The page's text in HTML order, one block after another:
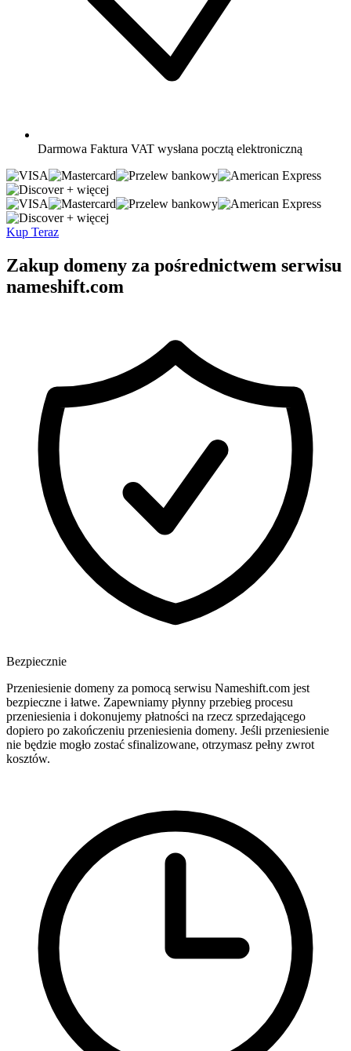
Darmowa Faktura VAT wysłana pocztą elektroniczną
+ więcej
+ więcej
Kup Teraz
Zakup domeny za pośrednictwem serwisu
nameshift.com
Bezpiecznie
Przeniesienie domeny za pomocą serwisu Nameshift.com jest
bezpieczne i łatwe. Zapewniamy płynny przebieg procesu
przeniesienia i dokonujemy płatności na rzecz sprzedającego
dopiero po zakończeniu przeniesienia domeny. Jeśli przeniesienie
nie będzie mogło zostać sfinalizowane, otrzymasz pełny zwrot
kosztów.